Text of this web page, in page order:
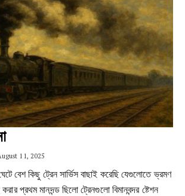
11, 2025
বেশ কিছু ট্রেন সার্ভিস বাছাই করেছি যেগুলোতে ভ্রমণ
প্রথম মানদন্ড ছিলো ট্রেনগুলো বিমানবন্দর ষ্টেশন